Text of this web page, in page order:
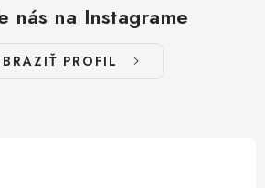
nás na Instagrame
PROFIL